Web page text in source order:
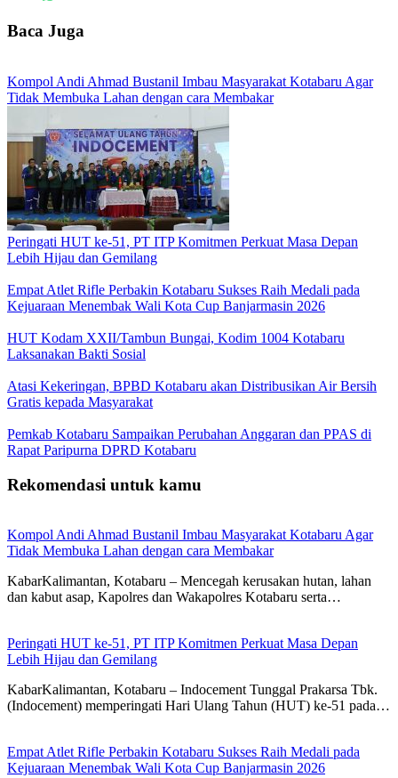
Baca Juga
Kompol Andi Ahmad Bustanil Imbau Masyarakat Kotabaru Agar
Tidak Membuka Lahan dengan cara Membakar
Peringati HUT ke-51, PT ITP Komitmen Perkuat Masa Depan
Lebih Hijau dan Gemilang
Empat Atlet Rifle Perbakin Kotabaru Sukses Raih Medali pada
Kejuaraan Menembak Wali Kota Cup Banjarmasin 2026
HUT Kodam XXII/Tambun Bungai, Kodim 1004 Kotabaru
Laksanakan Bakti Sosial
Atasi Kekeringan, BPBD Kotabaru akan Distribusikan Air Bersih
Gratis kepada Masyarakat
Pemkab Kotabaru Sampaikan Perubahan Anggaran dan PPAS di
Rapat Paripurna DPRD Kotabaru
Rekomendasi untuk kamu
Kompol Andi Ahmad Bustanil Imbau Masyarakat Kotabaru Agar
Tidak Membuka Lahan dengan cara Membakar
KabarKalimantan, Kotabaru – Mencegah kerusakan hutan, lahan
dan kabut asap, Kapolres dan Wakapolres Kotabaru serta…
Peringati HUT ke-51, PT ITP Komitmen Perkuat Masa Depan
Lebih Hijau dan Gemilang
KabarKalimantan, Kotabaru – Indocement Tunggal Prakarsa Tbk.
(Indocement) memperingati Hari Ulang Tahun (HUT) ke-51 pada…
Empat Atlet Rifle Perbakin Kotabaru Sukses Raih Medali pada
Kejuaraan Menembak Wali Kota Cup Banjarmasin 2026